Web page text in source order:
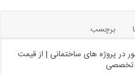
برچسب
در پروژه‌ های ساختمانی | از قیمت
تخصصی